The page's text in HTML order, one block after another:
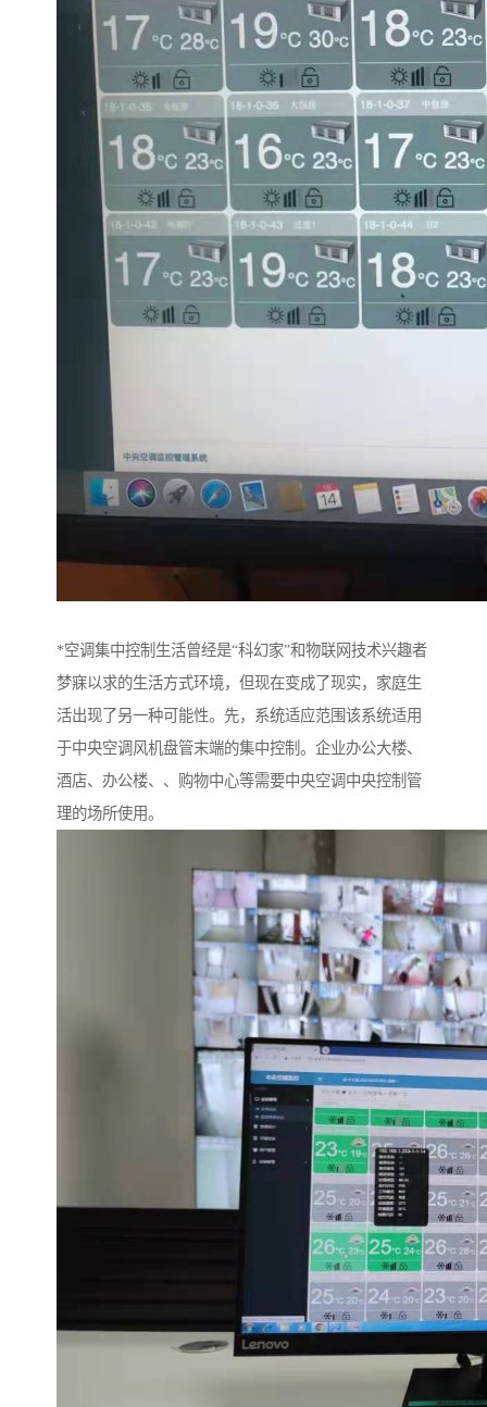
*空调集中控制生活曾经是“科幻家”和物联网技术兴趣者
梦寐以求的生活方式环境，但现在变成了现实，家庭生
活出现了另一种可能性。先，系统适应范围该系统适用
于中央空调风机盘管末端的集中控制。企业办公大楼、
酒店、办公楼、、购物中心等需要中央空调中央控制管
理的场所使用。